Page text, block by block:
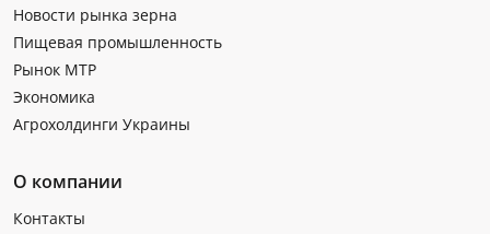
Новости рынка зерна
Пищевая промышленность
Рынок МТР
Экономика
Агрохолдинги Украины
О компании
Контакты